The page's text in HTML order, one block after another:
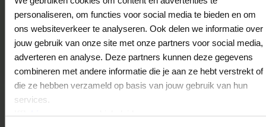
personaliseren, om functies voor social media te bieden en om
ons websiteverkeer te analyseren. Ook delen we informatie over
jouw gebruik van onze site met onze partners voor social media,
adverteren en analyse. Deze partners kunnen deze gegevens
combineren met andere informatie die je aan ze hebt verstrekt of
die ze hebben verzameld op basis van jouw gebruik van hun
services.
Klikhiervoor ons cookiebeleid.
Karwei Oisterwijk
Sprendlingenpark 48
5061JV Oisterwijk
Karwei Numansdorp
Voltastraat 1